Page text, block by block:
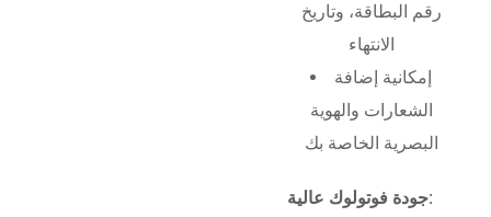
رقم البطاقة، وتاريخ
الانتهاء
إمكانية إضافة
الشعارات والهوية
البصرية الخاصة بك
جودة فوتولوك عالية: